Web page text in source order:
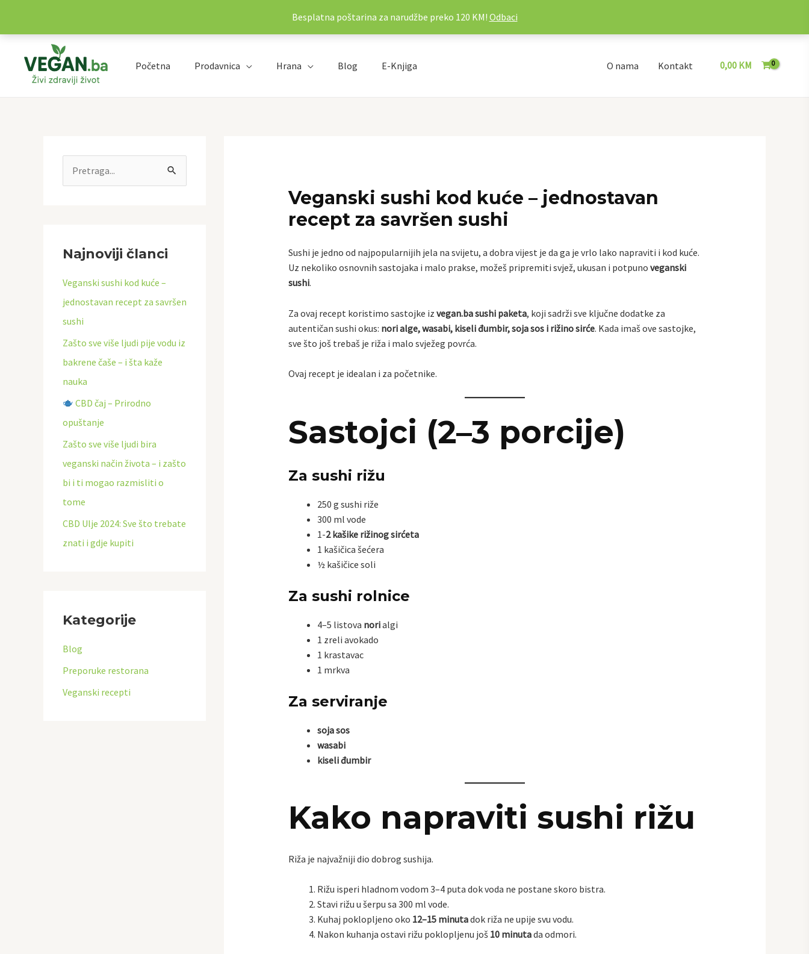
sadržaj
Početna Prodavnica Hrana Blog E-Knjiga O nama Kontakt 0,00 KM
r
ž
i
:
Najnoviji članci
Veganski sushi kod kuće –
jednostavan recept za savršen
sushi
Zašto sve više ljudi pije vodu iz
bakrene čaše – i šta kaže
nauka
CBD čaj – Prirodno
opuštanje
Zašto sve više ljudi bira
veganski način života – i zašto
bi i ti mogao razmisliti o
tome
CBD Ulje 2024: Sve što trebate
znati i gdje kupiti
Kategorije
Blog
Preporuke restorana
Veganski recepti
Veganski sushi kod kuće – jednostavan
recept za savršen sushi
Sushi je jedno od najpopularnijih jela na svijetu, a dobra vijest je da ga je vrlo lako napraviti i kod kuće.
Uz nekoliko osnovnih sastojaka i malo prakse, možeš pripremiti svjež, ukusan i potpuno veganski
sushi.
Za ovaj recept koristimo sastojke iz vegan.ba sushi paketa, koji sadrži sve ključne dodatke za
autentičan sushi okus: nori alge, wasabi, kiseli đumbir, soja sos i rižino sirće. Kada imaš ove sastojke,
sve što još trebaš je riža i malo svježeg povrća.
Ovaj recept je idealan i za početnike.
Sastojci (2–3 porcije)
Za sushi rižu
250 g sushi riže
300 ml vode
1-2 kašike rižinog sirćeta
1 kašičica šećera
½ kašičice soli
Za sushi rolnice
4–5 listova norialgi
1 zreli avokado
1 krastavac
1 mrkva
Za serviranje
soja sos
wasabi
kiseli đumbir
Kako napraviti sushi rižu
Riža je najvažniji dio dobrog sushija.
Rižu isperi hladnom vodom 3–4 puta dok voda ne postane skoro bistra.
Stavi rižu u šerpu sa 300 ml vode.
Kuhaj poklopljeno oko 12–15 minutadok riža ne upije svu vodu.
Nakon kuhanja ostavi rižu poklopljenu još 10 minutada odmori.
Besplatna poštarina za narudžbe preko 120 KM! Odbaci